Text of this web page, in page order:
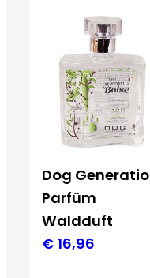
Dog
Parfüm
Waldduft
€ 16,96